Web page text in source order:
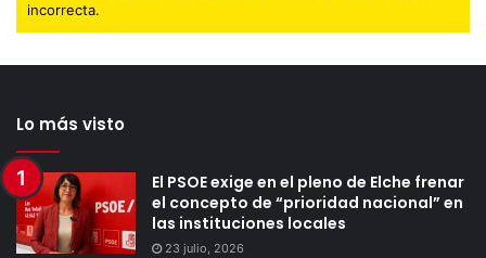
incorrecta.
Lo más visto
El PSOE exige en el pleno de Elche frenar
el concepto de “prioridad nacional” en
las instituciones locales
23 julio, 2026